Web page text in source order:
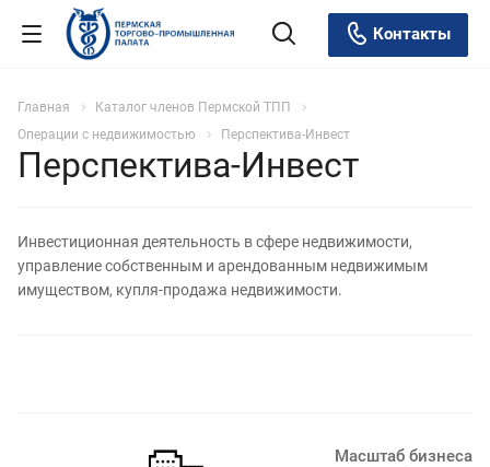
Контакты
Главная
Каталог членов Пермской ТПП
Операции с недвижимостью
Перспектива-Инвест
Перспектива-Инвест
Инвестиционная деятельность в сфере недвижимости,
управление собственным и арендованным недвижимым
имуществом, купля-продажа недвижимости.
Масштаб бизнеса